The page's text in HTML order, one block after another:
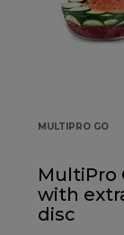
MULTIPRO GO
MultiPro
with
disc